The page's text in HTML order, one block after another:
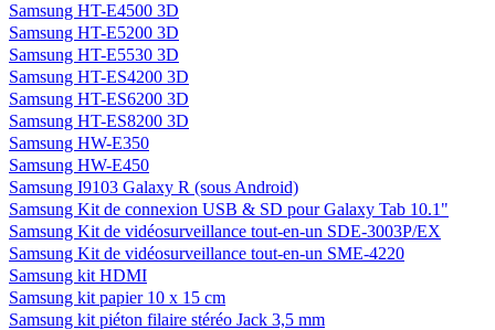
Samsung HT-E4500 3D
Samsung HT-E5200 3D
Samsung HT-E5530 3D
Samsung HT-ES4200 3D
Samsung HT-ES6200 3D
Samsung HT-ES8200 3D
Samsung HW-E350
Samsung HW-E450
Samsung I9103 Galaxy R (sous Android)
Samsung Kit de connexion USB & SD pour Galaxy Tab 10.1"
Samsung Kit de vidéosurveillance tout-en-un SDE-3003P/EX
Samsung Kit de vidéosurveillance tout-en-un SME-4220
Samsung kit HDMI
Samsung kit papier 10 x 15 cm
Samsung kit piéton filaire stéréo Jack 3,5 mm